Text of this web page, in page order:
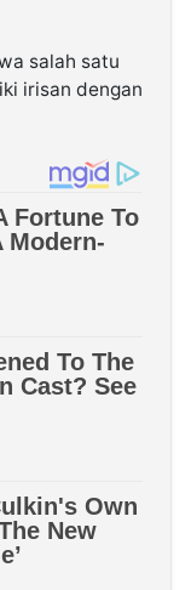
salah satu
irisan dengan